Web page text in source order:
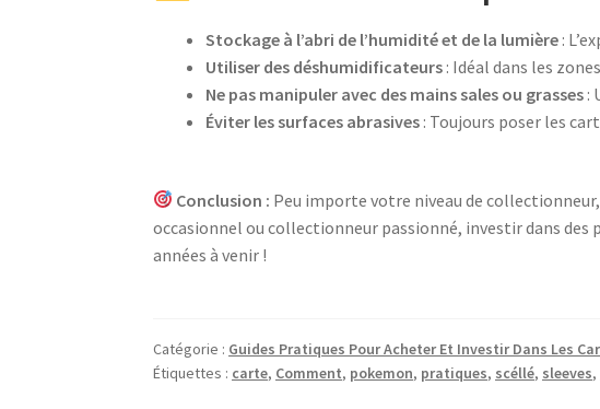
Stockage à l’abri de l’humidité et de la lumière :
Utiliser des déshumidificateurs : Idéal dans les
Ne pas manipuler avec des mains sales ou grasses :
Éviter les surfaces abrasives : Toujours poser les
Conclusion : Peu importe votre niveau de
occasionnel ou collectionneur passionné, investir dans
années à venir !
Catégorie : Guides Pratiques Pour Acheter Et Investir Dans Les
Étiquettes : carte, Comment, pokemon, pratiques, scéllé, sleeves,